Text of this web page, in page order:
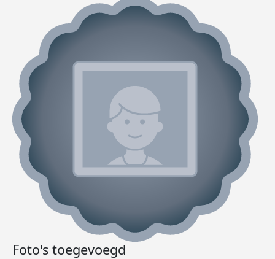
Foto's toegevoegd